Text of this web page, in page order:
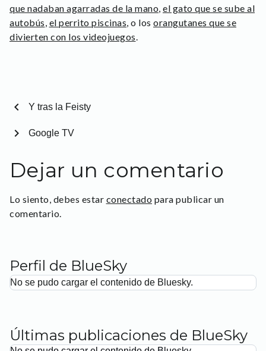
que nadaban agarradas de la mano, el gato que se sube al
autobús, el perrito piscinas, o los orangutanes que se
divierten con los videojuegos.
chevron_left Y tras la Feisty
Google TV
chevron_right
Dejar un comentario
Lo siento, debes estar conectado para publicar un
comentario.
Perfil de BlueSky
No se pudo cargar el contenido de Bluesky.
Últimas publicaciones de BlueSky